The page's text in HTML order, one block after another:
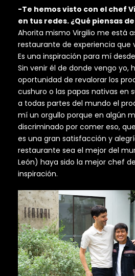
-Te hemos visto con el chef
en tus redes. ¿Qué piensas
Ahorita mismo Virgilio me está
restaurante de experiencia que
Es una inspiración para mí
Sin venir él de donde vengo yo,
oportunidad de revalorar los
cushuro o las papas nativas en
a todas partes del mundo el
mí un orgullo porque en algún
discriminado por comer eso,
es una gran satisfacción y
restaurante sea el mejor del
León) haya sido la mejor chef
inspiración.